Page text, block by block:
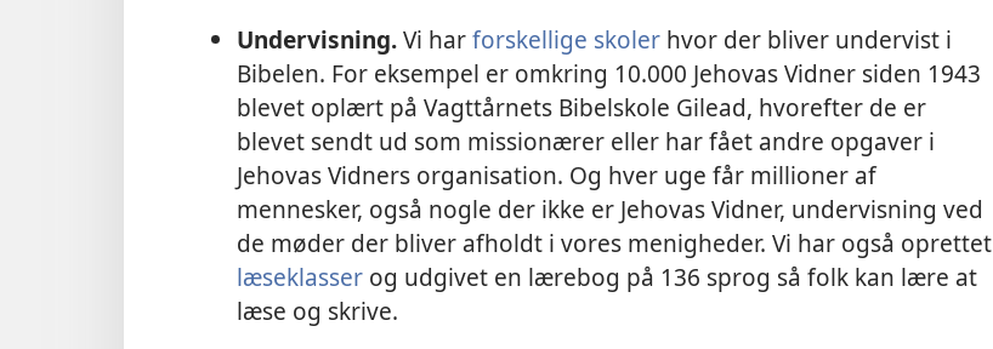
Undervisning.Vi harforskellige skolerhvor der bliver undervist i
Bibelen. For eksempel er omkring 10.000 Jehovas Vidner siden 1943
blevet oplært på Vagttårnets Bibelskole Gilead, hvorefter de er
blevet sendt ud som missionærer eller har fået andre opgaver i
Jehovas Vidners organisation. Og hver uge får millioner af
mennesker, også nogle der ikke er Jehovas Vidner, undervisning ved
de møder der bliver afholdt i vores menigheder. Vi har også oprettet
læseklasserog udgivet en lærebog på 136 sprog så folk kan lære at
læse og skrive.